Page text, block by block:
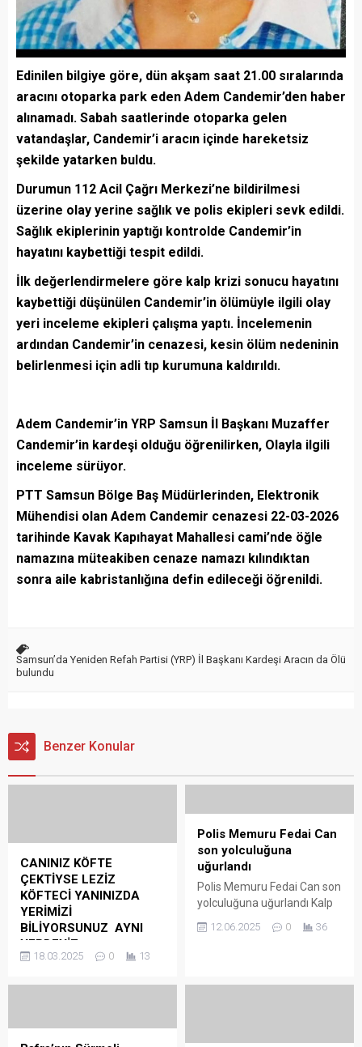
Edinilen bilgiye göre, dün akşam saat 21.00 sıralarında
aracını otoparka park eden Adem Candemir’den haber
alınamadı. Sabah saatlerinde otoparka gelen
vatandaşlar, Candemir’i aracın içinde hareketsiz
şekilde yatarken buldu.
Durumun 112 Acil Çağrı Merkezi’ne bildirilmesi
üzerine olay yerine sağlık ve polis ekipleri sevk edildi.
Sağlık ekiplerinin yaptığı kontrolde Candemir’in
hayatını kaybettiği tespit edildi.
İlk değerlendirmelere göre kalp krizi sonucu hayatını
kaybettiği düşünülen Candemir’in ölümüyle ilgili olay
yeri inceleme ekipleri çalışma yaptı. İncelemenin
ardından Candemir’in cenazesi, kesin ölüm nedeninin
belirlenmesi için adli tıp kurumuna kaldırıldı.
Adem Candemir’in YRP Samsun İl Başkanı Muzaffer
Candemir’in kardeşi olduğu öğrenilirken, Olayla ilgili
inceleme sürüyor.
PTT Samsun Bölge Baş Müdürlerinden, Elektronik
Mühendisi olan Adem Candemir cenazesi 22-03-2026
tarihinde Kavak Kapıhayat Mahallesi cami’nde öğle
namazına müteakiben cenaze namazı kılındıktan
sonra aile kabristanlığına defin edileceği öğrenildi.
Samsun’da Yeniden Refah Partisi (YRP) İl Başkanı Kardeşi Aracın da Ölü
bulundu
Benzer Konular
CANINIZ KÖFTE
ÇEKTİYSE LEZİZ
KÖFTECİ YANINIZDA
YERİMİZİ
BİLİYORSUNUZ AYNI
YERDEYİZ
CANINIZ KÖFTE ÇEKTİYSE
USTA – LEZZETİNDE
18.03.2025 0 13
Polis Memuru Fedai Can
son yolculuğuna
uğurlandı
Polis Memuru Fedai Can son
yolculuğuna uğurlandı Kalp
kaybeden Polis memuru
dualarla son yolculuğuna
12.06.2025 0 36